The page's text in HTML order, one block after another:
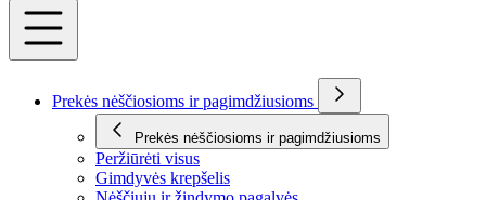
Prekės nėščiosioms ir pagimdžiusioms
Prekės nėščiosioms ir pagimdžiusioms
Peržiūrėti visus
Gimdyvės krepšelis